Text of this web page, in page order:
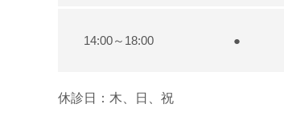
14:00～18:00 ●
休診日：木、日、祝